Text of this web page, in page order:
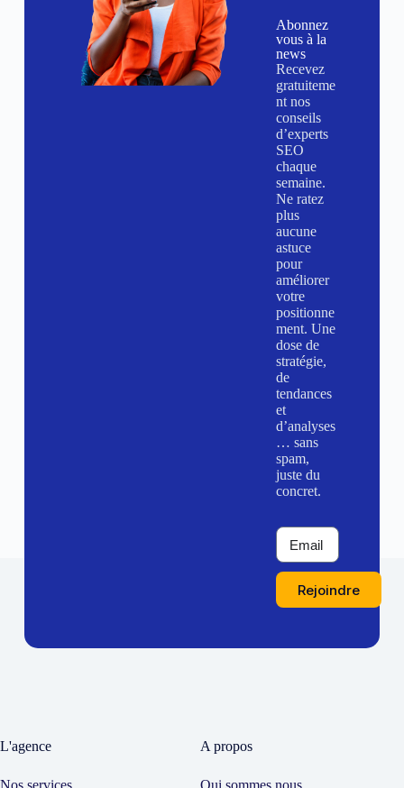
Abonnez
vous à la
news
Recevez
gratuiteme
nt nos
conseils
d’experts
SEO
chaque
semaine.
Ne ratez
plus
aucune
astuce
pour
améliorer
votre
positionne
ment. Une
dose de
stratégie,
de
tendances
et
d’analyses
… sans
spam,
juste du
concret.
Rejoindre
L'agence A propos